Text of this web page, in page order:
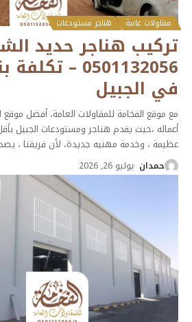
مقاولات عامة هناجر مستودعات
تركيب هناجر حديد
0501132056 –
في الجبيل
مع موقع الفخامة للمقاولات العامة، أفضل
أعماله ،حيث يقدم هناجر ومستودعات الجبيل
عظيمة ، وخدمة مهنيه جديدة، لأن فريقنا ،
حمدان يوليو 26, 2026